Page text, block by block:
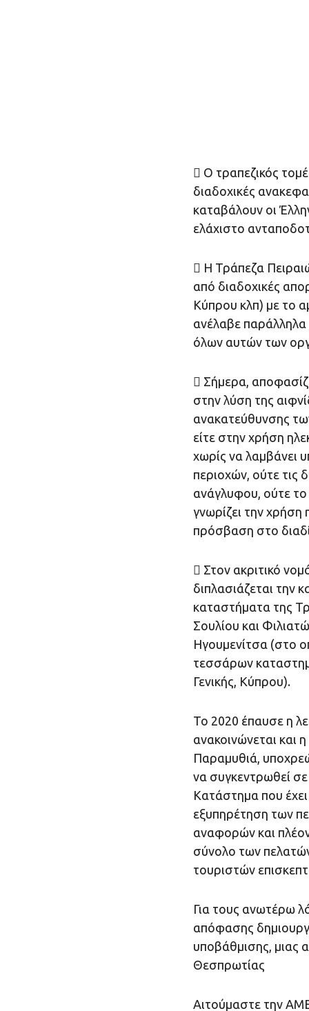
 Ο τραπεζικός
διαδοχικές
καταβάλουν οι
ελάχιστο
 Η Τράπεζα
από διαδοχικές
Κύπρου κλπ) με το
ανέλαβε παράλληλα
όλων αυτών των
 Σήμερα,
στην λύση της
ανακατεύθυνσης
είτε στην χρήση
χωρίς να λαμβάνει
περιοχών, ούτε
ανάγλυφου, ούτε το
γνωρίζει την χρήση
πρόσβαση στο
 Στον ακριτικό
διπλασιάζεται την
καταστήματα της
Σουλίου και
Ηγουμενίτσα (στο
τεσσάρων
Γενικής, Κύπρου).
Το 2020 έπαυσε η
ανακοινώνεται και
Παραμυθιά,
να συγκεντρωθεί
Κατάστημα που
εξυπηρέτηση των
αναφορών και
σύνολο των
τουριστών
Για τους ανωτέρω
απόφασης
υποβάθμισης, μιας
Θεσπρωτίας
Αιτούμαστε την